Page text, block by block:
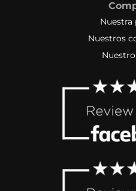
Nuestra
Nuestros